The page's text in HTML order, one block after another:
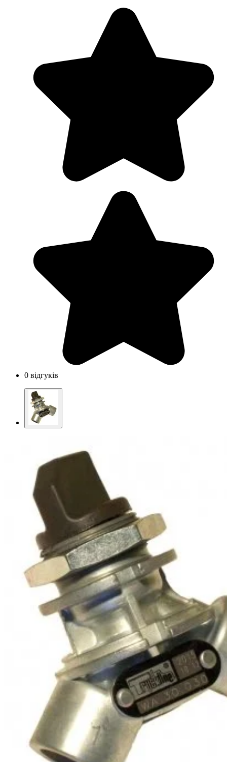
0 відгуків